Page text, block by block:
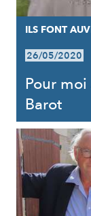
ILS FONT
26/05/2020
Pour
Barot